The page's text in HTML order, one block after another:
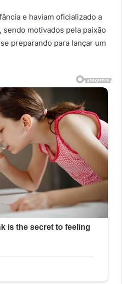
e haviam oficializado a
motivados pela paixão
preparando para lançar um